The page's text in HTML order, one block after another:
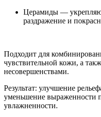
Церамиды —
раздражение и
Подходит для
чувствительной кожи, а
несовершенствами.
Результат: улучшение
уменьшение выраженности
увлажненности.